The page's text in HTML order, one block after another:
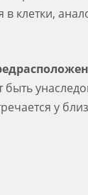
в клетки,
у